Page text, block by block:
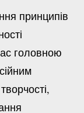
принципів
головною